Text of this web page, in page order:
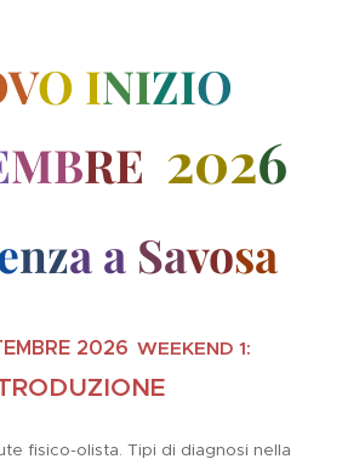
VO INIZIO
MBRE 2026
nza a Savosa
2026 WEEKEND 1:
fisico-olista. Tipi di diagnosi nella